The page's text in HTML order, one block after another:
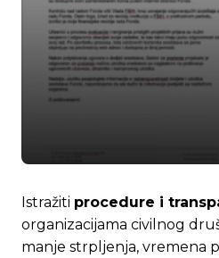
Istražiti procedure i
organizacijama civilnog
manje strpljenja, vremena